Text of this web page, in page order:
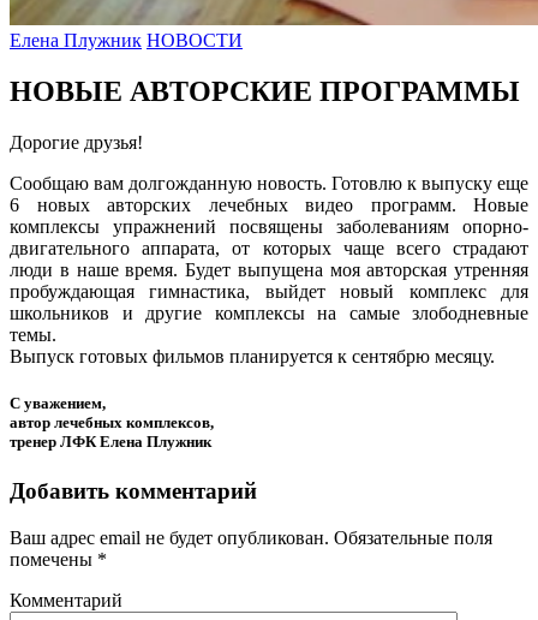
Елена Плужник НОВОСТИ
НОВЫЕ АВТОРСКИЕ ПРОГРАММЫ
Дорогие друзья!
Сообщаю вам долгожданную новость. Готовлю к выпуску еще
6 новых авторских лечебных видео программ. Новые
комплексы упражнений посвящены заболеваниям опорно-
двигательного аппарата, от которых чаще всего страдают
люди в наше время. Будет выпущена моя авторская утренняя
пробуждающая гимнастика, выйдет новый комплекс для
школьников и другие комплексы на самые злободневные
темы.
Выпуск готовых фильмов планируется к сентябрю месяцу.
С уважением,
автор лечебных комплексов,
тренер ЛФК Елена Плужник
Добавить комментарий
Ваш адрес email не будет опубликован. Обязательные поля
помечены *
Комментарий